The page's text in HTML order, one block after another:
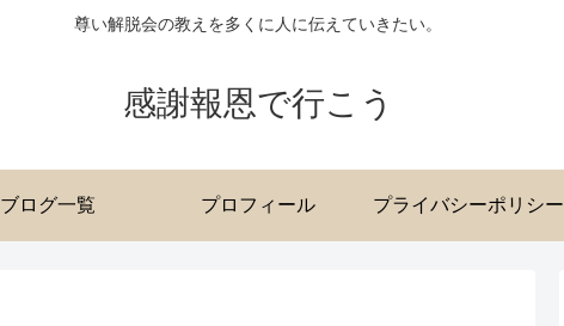
尊い解脱会の教えを多くに人に伝えていきたい。
感謝報恩で行こう
ブログ一覧 プロフィール プライバシーポリシー